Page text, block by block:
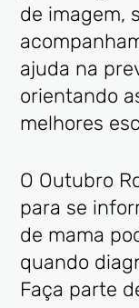
de imagem,
ajuda na
orientando
melhores
O Outubro
para se
de mama
quando
Faça parte